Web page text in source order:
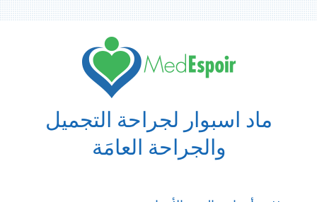
ماد اسبوار لجراحة التجميل
والجراحة العامَة